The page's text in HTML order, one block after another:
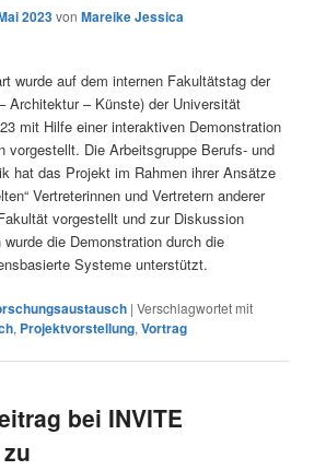
2023vonMareike Jessica
wurde auf dem internen Fakultätstag der
Architektur – Künste) der Universität
mit Hilfe einer interaktiven Demonstration
vorgestellt. Die Arbeitsgruppe Berufs- und
hat das Projekt im Rahmen ihrer Ansätze
Vertreterinnen und Vertretern anderer
vorgestellt und zur Diskussion
die Demonstration durch die
Systeme unterstützt.
|Verschlagwortet mit
, Projektvorstellung,Vortrag
bei INVITE